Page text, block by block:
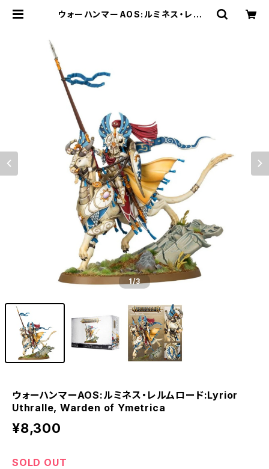
ウォーハンマーAOS:ルミネス・レルム
1/3
ウォーハンマーAOS:ルミネス・レルムロード:Lyrior
Uthralle, Warden of Ymetrica
¥8,300
SOLD OUT